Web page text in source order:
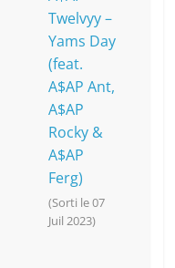
Twelvyy –
Yams Day
(feat.
A$AP Ant,
A$AP
Rocky &
A$AP
Ferg)
(Sorti le 07
Juil 2023)